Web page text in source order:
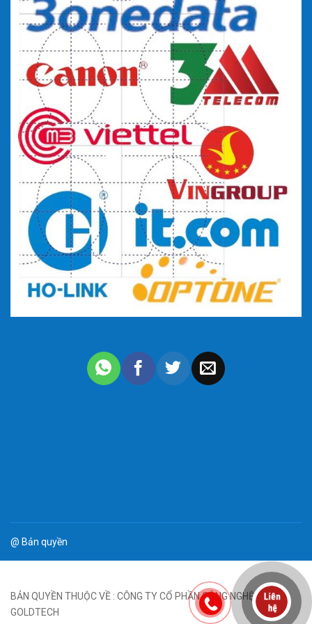
Tủ phối quang ODF đặt bệ ngoài trời GT 576FO chuẩn
hoạt động hiệu quả,là một phần không thể thiếu trong việc
xây dựng và vận hành các hệ thống truyền dẫn quang hiện
Giá thành rẻ, nếu alo số lượng lớn sẽ thương lượng giá tốt
hơn cho các dự án.
Miễn phí vận chuyển
Cam kết chất lượng sản phẩm cáp chính hãng đầy đủ
giấy tờ xuất xưởng từ nhà máy.
@ Bản quyền
BẢN QUYỀN THUỘC VỀ : CÔNG TY CỔ PHẦN CÔNG NGHỆ
GOLDTECH